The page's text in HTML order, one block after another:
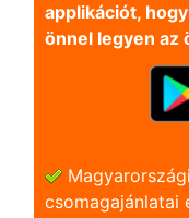
applikációt,
önnel legyen az
csomagajánlatai